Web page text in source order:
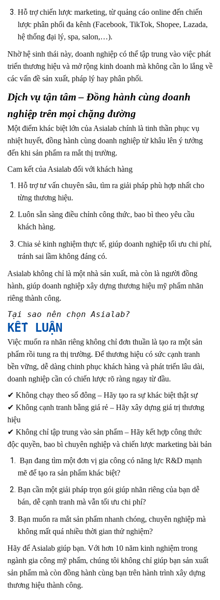
Hỗ trợ chiến lược marketing, từ quảng cáo online đến chiến
lược phân phối đa kênh (Facebook, TikTok, Shopee, Lazada,
hệ thống đại lý, spa, salon,…).
Nhờ hệ sinh thái này, doanh nghiệp có thể tập trung vào việc phát
triển thương hiệu và mở rộng kinh doanh mà không cần lo lắng về
các vấn đề sản xuất, pháp lý hay phân phối.
Dịch vụ tận tâm – Đồng hành cùng doanh
nghiệp trên mọi chặng đường
Một điểm khác biệt lớn của Asialab chính là tinh thần phục vụ
nhiệt huyết, đồng hành cùng doanh nghiệp từ khâu lên ý tưởng
đến khi sản phẩm ra mắt thị trường.
Cam kết của Asialab đối với khách hàng
Hỗ trợ tư vấn chuyên sâu, tìm ra giải pháp phù hợp nhất cho
từng thương hiệu.
Luôn sẵn sàng điều chỉnh công thức, bao bì theo yêu cầu
khách hàng.
Chia sẻ kinh nghiệm thực tế, giúp doanh nghiệp tối ưu chi phí,
tránh sai lầm không đáng có.
Asialab không chỉ là một nhà sản xuất, mà còn là người đồng
hành, giúp doanh nghiệp xây dựng thương hiệu mỹ phẩm nhãn
riêng thành công.
Tại sao nên chọn Asialab?
KẾT LUẬN
Việc muốn ra nhãn riêng không chỉ đơn thuần là tạo ra một sản
phẩm rồi tung ra thị trường. Để thương hiệu có sức cạnh tranh
bền vững, dễ dàng chinh phục khách hàng và phát triển lâu dài,
doanh nghiệp cần có chiến lược rõ ràng ngay từ đầu.
✔ Không chạy theo số đông – Hãy tạo ra sự khác biệt thật sự
✔ Không cạnh tranh bằng giá rẻ – Hãy xây dựng giá trị thương
hiệu
✔ Không chỉ tập trung vào sản phẩm – Hãy kết hợp công thức
độc quyền, bao bì chuyên nghiệp và chiến lược marketing bài bản
Bạn đang tìm một đơn vị gia công có năng lực R&D mạnh
mẽ để tạo ra sản phẩm khác biệt?
Bạn cần một giải pháp trọn gói giúp nhãn riêng của bạn dễ
bán, dễ cạnh tranh mà vẫn tối ưu chi phí?
Bạn muốn ra mắt sản phẩm nhanh chóng, chuyên nghiệp mà
không mất quá nhiều thời gian thử nghiệm?
Hãy để Asialab giúp bạn. Với hơn 10 năm kinh nghiệm trong
ngành gia công mỹ phẩm, chúng tôi không chỉ giúp bạn sản xuất
sản phẩm mà còn đồng hành cùng bạn trên hành trình xây dựng
thương hiệu thành công.